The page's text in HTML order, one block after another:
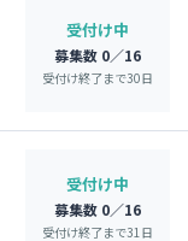
受付け中
募集数 0／16
受付け終了まで30日
受付け中
募集数 0／16
受付け終了まで31 日